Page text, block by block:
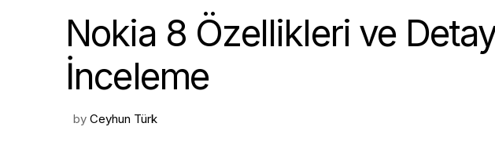
Nokia 8 Özellikleri ve
İnceleme
by Ceyhun Türk